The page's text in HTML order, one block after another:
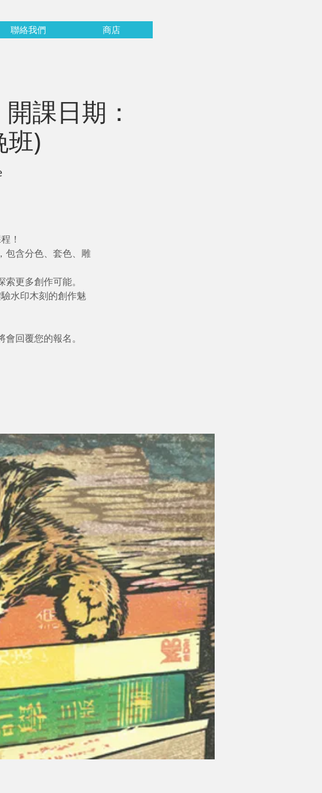
聯絡我們 商店
課日期：
)
！
包含分色、套色、雕
更多創作可能。
水印木刻的創作魅
回覆您的報名。